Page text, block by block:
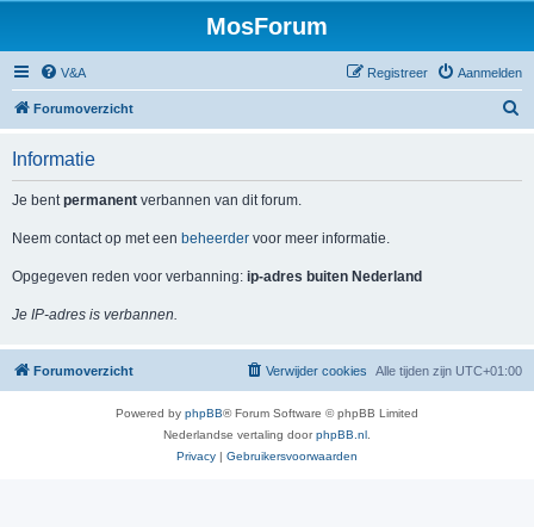
MosForum
V&A Aanmelden
Registreer
Forumoverzicht
Informatie
Je bentpermanent verbannen van dit forum.
Neem contact op met een beheerder voor meer informatie.
Opgegeven reden voor verbanning: ip-adres buiten Nederland
Je IP-adres is verbannen.
Forumoverzicht Alle tijden zijn UTC+01:00
Verwijder cookies
Powered by phpBB® Forum Software © phpBB Limited
Nederlandse vertaling doorphpBB.nl
Privacy | Gebruikersvoorwaarden